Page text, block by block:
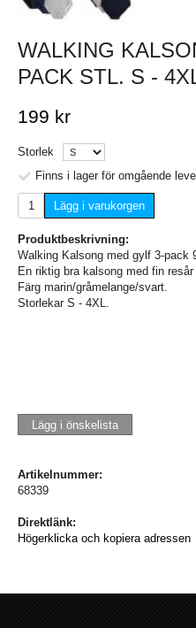
WALKING
PACK STL. S -
199 kr
Storlek
Finns i lager för omgående
Lägg i varukorgen
Produktbeskrivning:
Walking Kalsong med gylf 3-pack
En riktig bra kalsong med fin resår
Färg marin/gråmelange/svart.
Storlekar S - 4XL.
Lägg i önskelista
Artikelnummer:
68339
Direktlänk:
Högerklicka och kopiera adressen